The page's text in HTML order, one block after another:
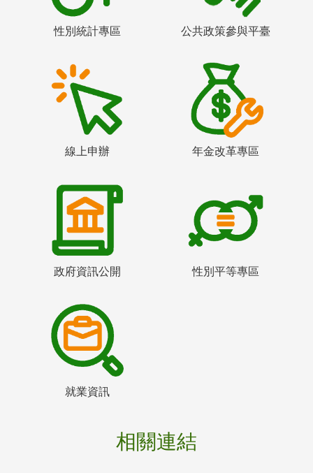
性別統計專區 公共政策參與平臺
線上申辦 年金改革專區
政府資訊公開 性別平等專區
就業資訊
相關連結